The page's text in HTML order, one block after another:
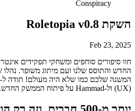
Conspiracy
השקת Roletopia v0.8
Feb 23, 2025
חוו סיפורים סוחפים ומשחקי תפקידים
החדש והתוסס שלנו ועם מיתוג משופר.
(UX) ול-Hammad על פיתוח הממשק החדש.